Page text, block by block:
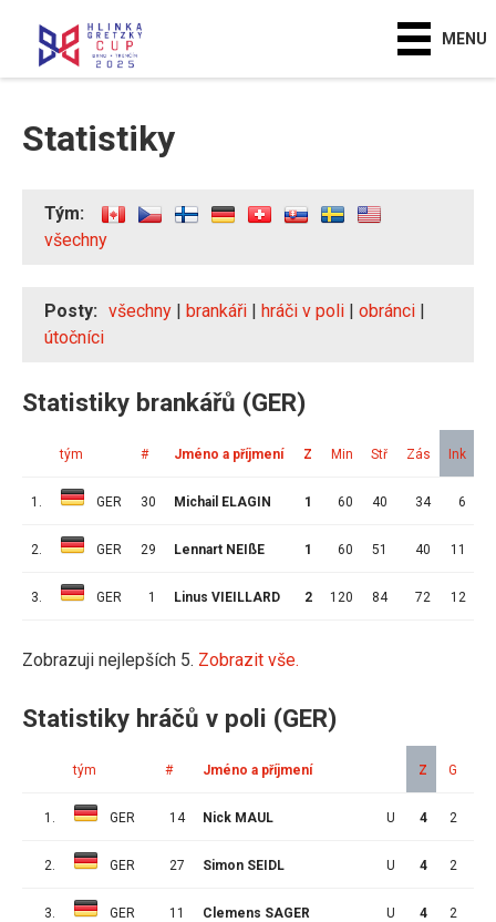
MENU
Statistiky
Tým:
všechny
Posty: všechny | brankáři | hráči v poli | obránci |
útočníci
Statistiky brankářů (GER)
tým # Jméno a příjmení Z Min Stř Zás Ink
1. GER 30 Michail ELAGIN 1 60 40 34 6
2. GER 29 Lennart NEIßE 1 60 51 40 11
3. GER 1 Linus VIEILLARD 2 120 84 72 12
Zobrazuji nejlepších 5. Zobrazit vše.
Statistiky hráčů v poli (GER)
tým # Jméno a příjmení Z G
1. GER 14 Nick MAUL U 4 2
2. GER 27 Simon SEIDL U 4 2
3. GER 11 Clemens SAGER U 4 2